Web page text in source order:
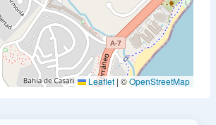
Leaflet | ©OpenStreetMap